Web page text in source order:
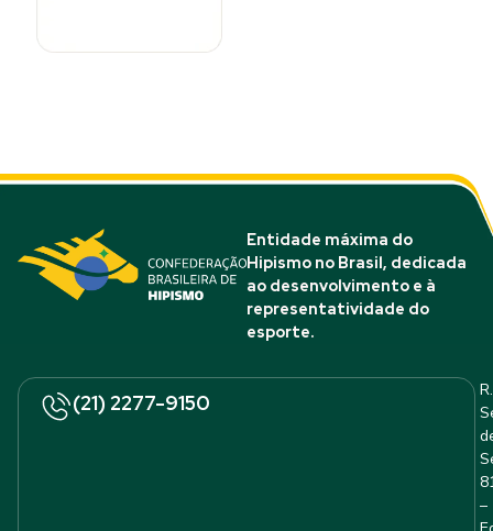
Entidade máxima do
Hipismo no Brasil, dedicada
ao desenvolvimento e à
representatividade do
esporte.
(21) 2277-9150
R.
–